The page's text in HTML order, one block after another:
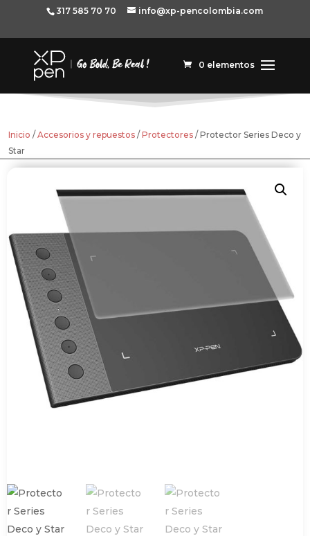
317 585 70 70 info@xp-pencolombia.com
0 elementos
Inicio / Accesorios y repuestos / Protectores / Protector Series Deco y
Star